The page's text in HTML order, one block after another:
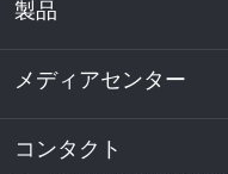
私たちに関しては
持続可能性
製品
エネルギー貯蔵
データセンターおよび
メディアセンター
ニュース
コンタクト